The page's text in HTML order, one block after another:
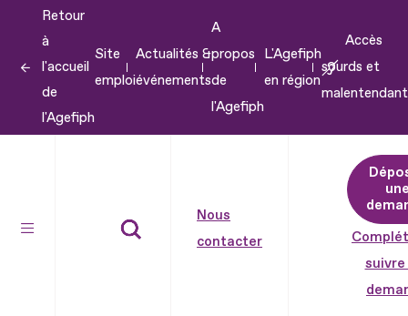
contenu
Retour
à
l'accueil
de
l'Agefiph
Site
emploi
Actualités &
événements
A
propos
de
l'Agefiph
L'Agefiph
en région
Accès
sourds et
Nous
contacter
suivre